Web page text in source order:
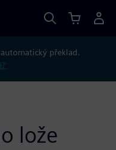
překlad.
lože